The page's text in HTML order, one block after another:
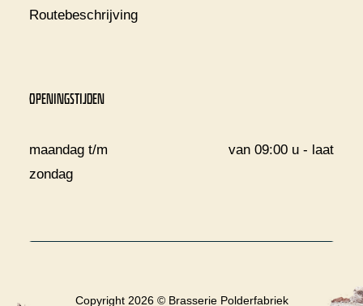
Routebeschrijving
OPENINGSTIJDEN
maandag t/m
zondag
van 09:00 u - laat
Copyright 2026 © Brasserie Polderfabriek